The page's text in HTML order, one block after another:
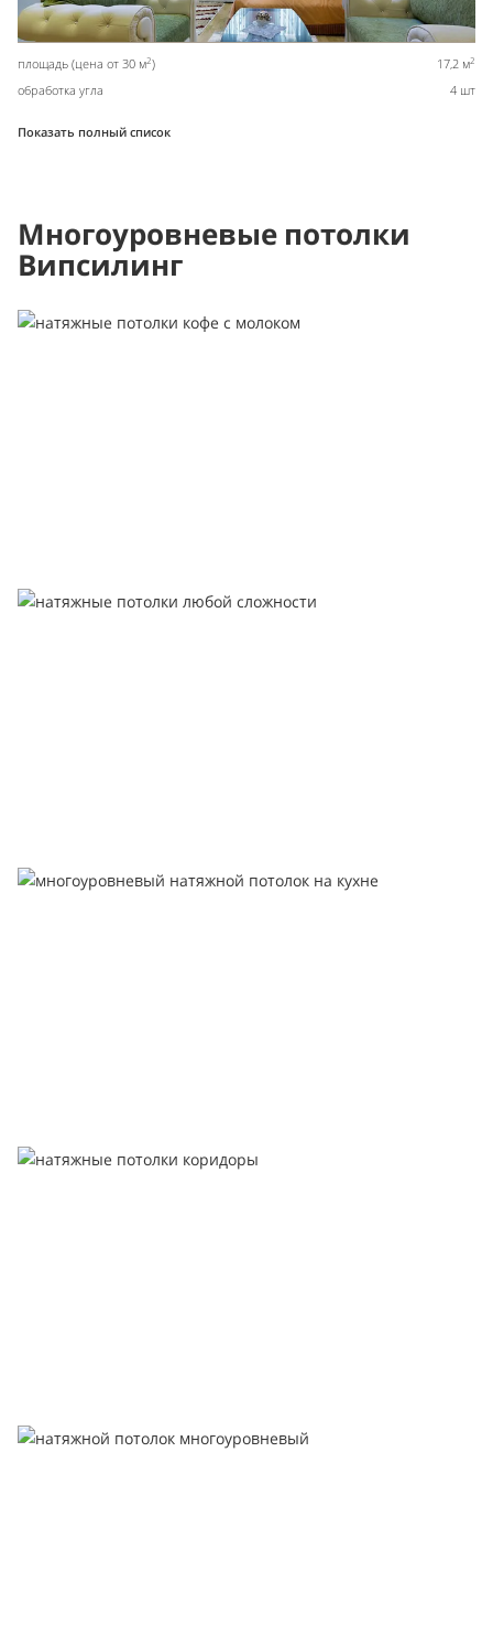
площадь (цена от 30 м2) 17,2 м2
обработка угла 4 шт
Показать полный список
Многоуровневые потолки
Випсилинг